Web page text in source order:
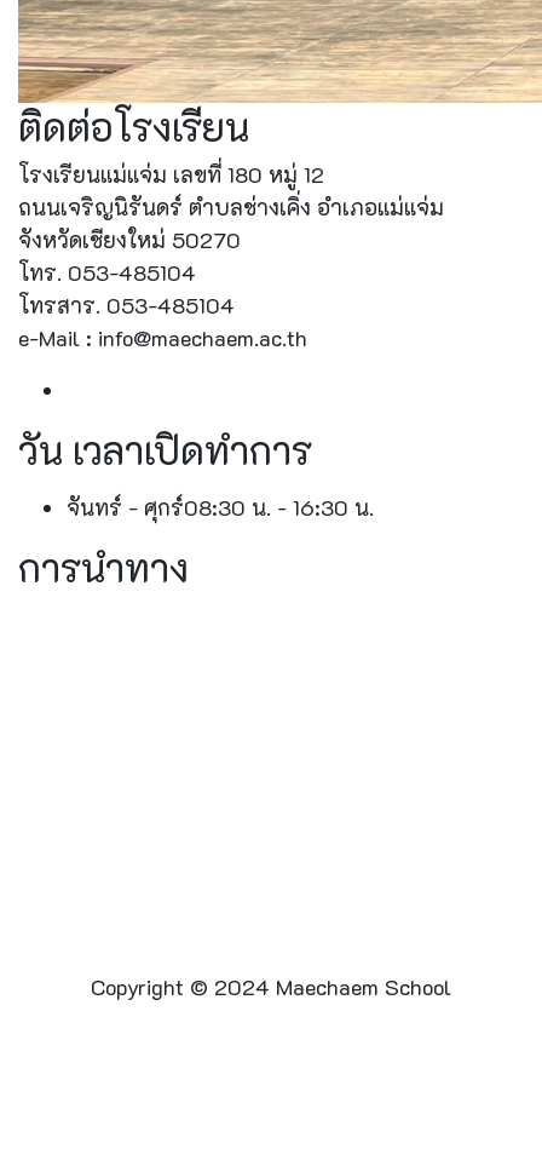
ติดต่อโรงเรียน
โรงเรียนแม่แจ่ม เลขที่ 180 หมู่ 12
ถนนเจริญนิรันดร์ ตำบลช่างเคิ่ง อำเภอแม่แจ่ม
จังหวัดเชียงใหม่ 50270
โทร. 053-485104
โทรสาร. 053-485104
e-Mail : info@maechaem.ac.th
วัน เวลาเปิดทำการ
จันทร์ - ศุกร์08:30 น. - 16:30 น.
การนำทาง
Copyright © 2024 Maechaem School